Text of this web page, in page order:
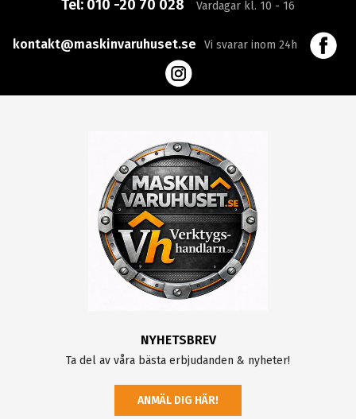
Tel: 010 -20 70 028 Vardagar kl. 10 - 16
kontakt@maskinvaruhuset.se Vi svarar inom 24h
NYHETSBREV
Ta del av våra bästa erbjudanden & nyheter!
ANMÄL DIG HÄR!